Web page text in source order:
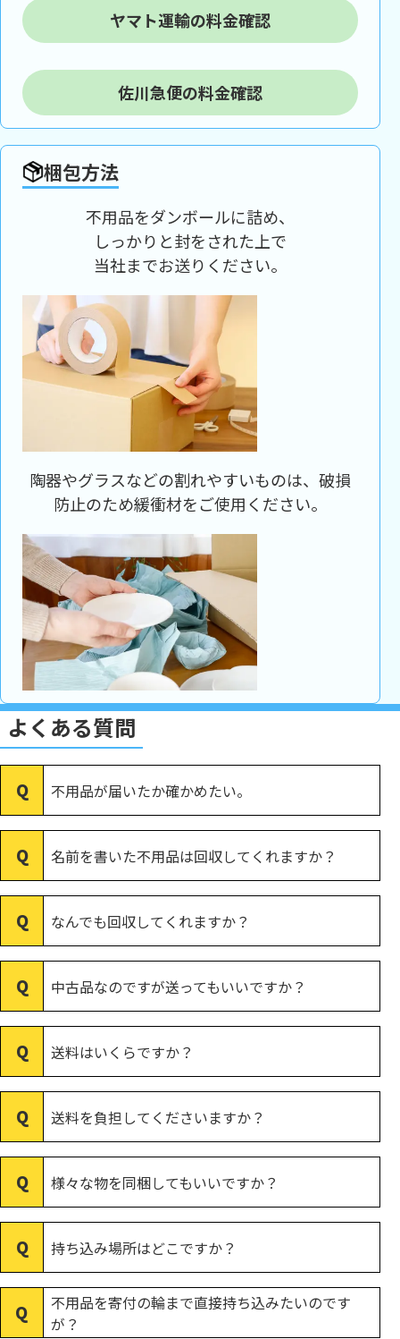
ヤマト運輸の料金確認
佐川急便の料金確認
梱包方法
不用品をダンボールに詰め、
しっかりと封をされた上で
当社までお送りください。
陶器やグラスなどの割れやすいものは、破損
防止のため緩衝材をご使用ください。
よくある質問
不用品が届いたか確かめたい。
名前を書いた不用品は回収してくれますか？
なんでも回収してくれますか？
中古品なのですが送ってもいいですか？
送料はいくらですか？
送料を負担してくださいますか？
様々な物を同梱してもいいですか？
持ち込み場所はどこですか？
不用品を寄付の輪まで直接持ち込みたいのです
が？